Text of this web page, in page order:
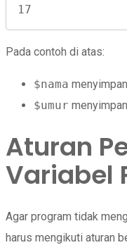
17
Pada contoh di atas:
$nama
$umur
Aturan
Variabel
Agar program tidak
harus mengikuti aturan